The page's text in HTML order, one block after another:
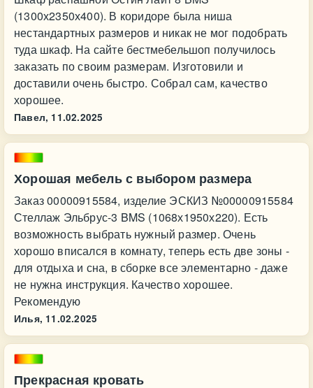
(1300х2350х400). В коридоре была ниша
нестандартных размеров и никак не мог подобрать
туда шкаф. На сайте бестмебельшоп получилось
заказать по своим размерам. Изготовили и
доставили очень быстро. Собрал сам, качество
хорошее.
Павел, 11.02.2025
Хорошая мебель с выбором размера
Заказ 00000915584, изделие ЭСКИЗ №00000915584
Стеллаж Эльбрус-3 BMS (1068х1950х220). Есть
возможность выбрать нужный размер. Очень
хорошо вписался в комнату, теперь есть две зоны -
для отдыха и сна, в сборке все элементарно - даже
не нужна инструкция. Качество хорошее.
Рекомендую
Илья, 11.02.2025
Прекрасная кровать